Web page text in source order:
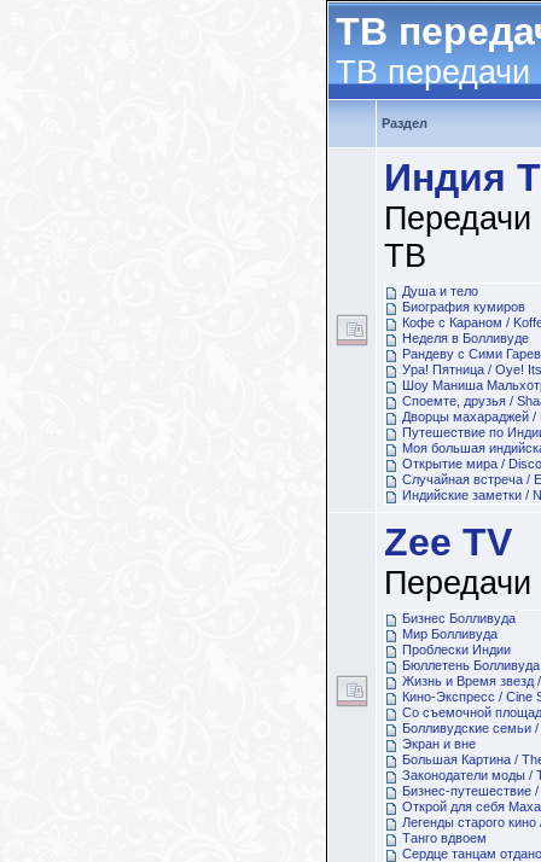
ТВ
ТВ передачи
Раздел
Индия
ТВ
Душа и тело
Биография кумиров
Кофе с Караном /
Неделя в Болливуде
Рандеву с Сими
Ура! Пятница / Oye!
Шоу Маниша
Споемте, друзья /
Дворцы махараджей /
Путешествие по
Моя большая
Открытие мира /
Случайная встреча /
Индийские заметки /
Zee TV
Бизнес Болливуда
Мир Болливуда
Проблески Индии
Бюллетень
Жизнь и Время звезд
Кино-Экспресс / Cine
Со съемочной
Болливудские семьи
Экран и вне
Большая Картина /
Законодатели моды /
Бизнес-путешествие
Открой для себя
Легенды старого
Танго вдвоем
Сердце танцам